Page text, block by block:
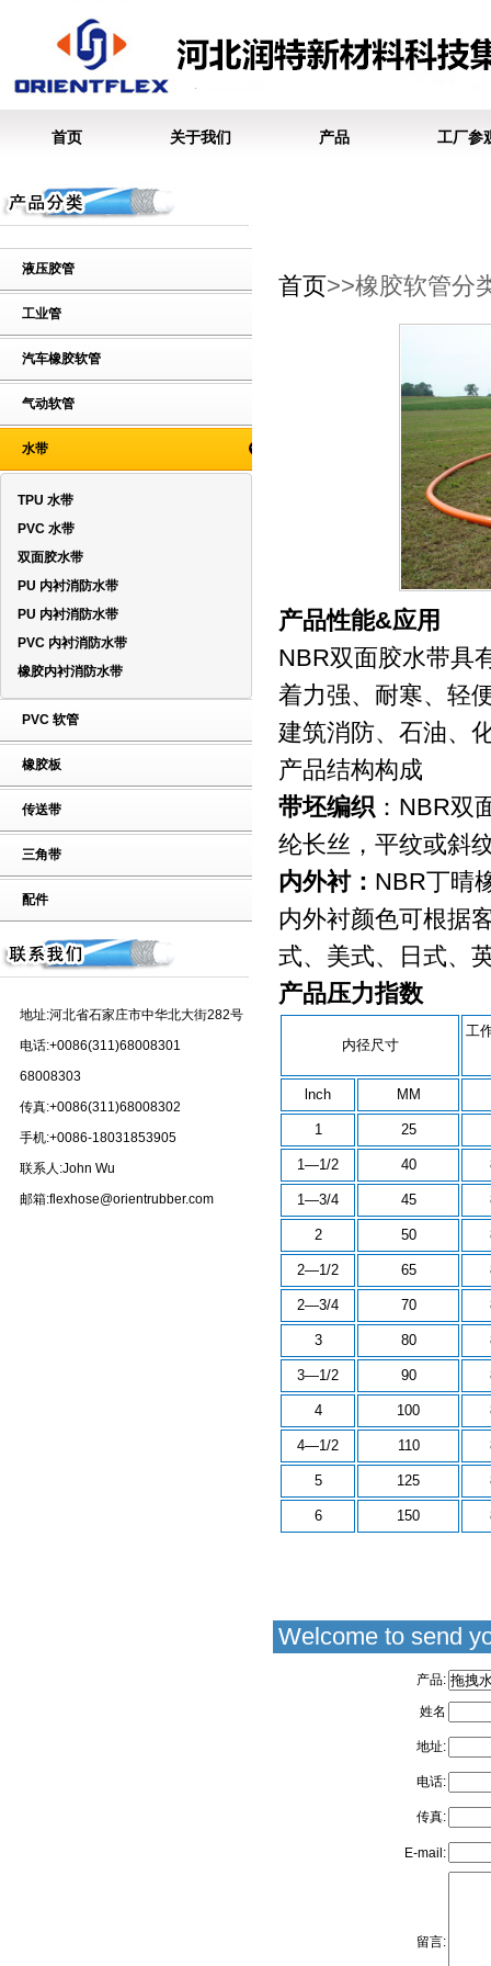
首页 关于我们 产品 工厂参
液压胶管
工业管
汽车橡胶软管
气动软管
水带
TPU 水带
PVC 水带
双面胶水带
PU 内衬消防水带
PU 内衬消防水带
PVC 内衬消防水带
橡胶内衬消防水带
PVC 软管
橡胶板
传送带
三角带
配件
地址:河北省石家庄市中华北大街282号
电话:+0086(311)68008301
68008303
传真:+0086(311)68008302
手机:+0086-18031853905
联系人:John Wu
邮箱:flexhose@orientrubber.com
首页>>橡胶软管分
产品性能&应用
NBR双面胶水带具
着力强、耐寒、轻
建筑消防、石油
产品结构构成
带坯编织 ：NBR双
纶长丝，平纹或
内外衬： NBR丁晴
内外衬颜色可根据
式、美式、日式
产品压力指数
内径尺寸
工
lnch MM
1 25
1—1/2 40
1—3/4 45
2 50
2—1/2 65
2—3/4 70
3 80
3—1/2 90
4 100
4—1/2 110
5 125
6 150
Welcome to send
产品:
姓名
地址:
电话:
传真:
E-mail:
留言: